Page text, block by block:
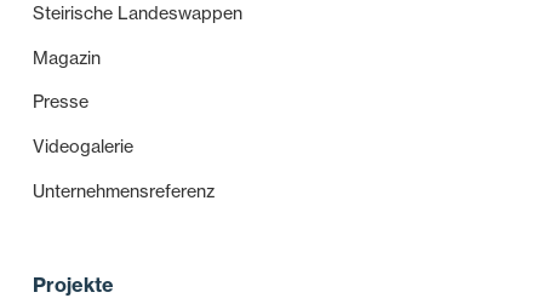
Steirische Landeswappen
Magazin
Presse
Videogalerie
Unternehmensreferenz
Projekte